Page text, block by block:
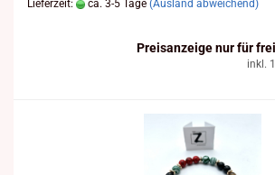
Lieferzeit:
ca. 3-5 Tage (Ausland abweichend)
Preisanzeige nur für
inkl.